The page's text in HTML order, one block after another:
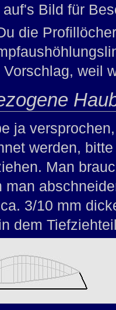
Bild für
die
Vorschlag, weil
ja
werden,
Man
man
3/10 mm
dem